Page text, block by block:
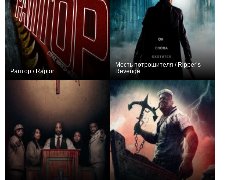
Раптор / Raptor
Месть потрошителя / Ripper’s
Revenge